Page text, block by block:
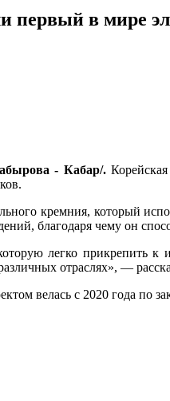
первый в мире
- Кабар/.
кремния, который
благодаря чему он
легко прикрепить
отраслях», —
велась с 2020 года